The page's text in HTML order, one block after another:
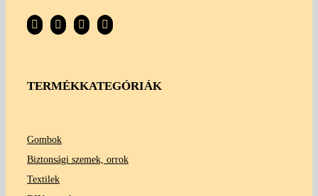
TERMÉKKATEGÓRIÁK
Gombok
Biztonsági szemek, orrok
Textilek